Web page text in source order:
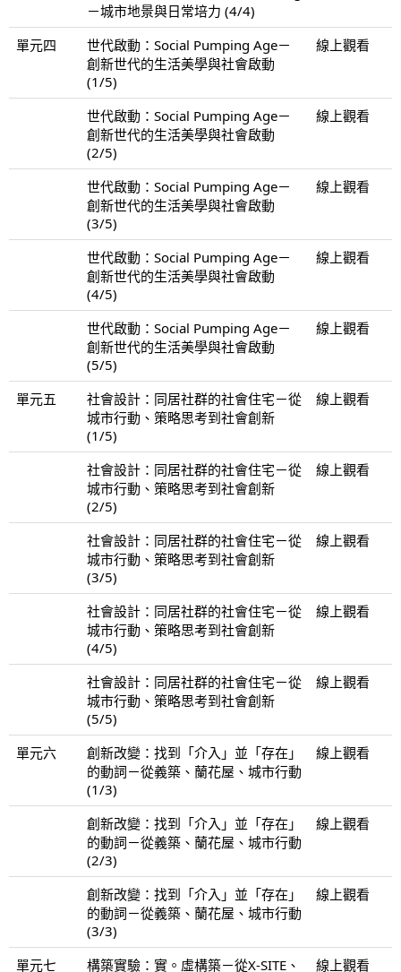
－城市地景與日常培力 (4/4)
單元四
世代啟動：Social Pumping Age－
創新世代的生活美學與社會啟動
(1/5)
線上觀看
世代啟動：Social Pumping Age－
創新世代的生活美學與社會啟動
(2/5)
線上觀看
世代啟動：Social Pumping Age－
創新世代的生活美學與社會啟動
(3/5)
線上觀看
世代啟動：Social Pumping Age－
創新世代的生活美學與社會啟動
(4/5)
線上觀看
世代啟動：Social Pumping Age－
創新世代的生活美學與社會啟動
(5/5)
線上觀看
單元五
社會設計：同居社群的社會住宅－從
城市行動、策略思考到社會創新
(1/5)
線上觀看
社會設計：同居社群的社會住宅－從
城市行動、策略思考到社會創新
(2/5)
線上觀看
社會設計：同居社群的社會住宅－從
城市行動、策略思考到社會創新
(3/5)
線上觀看
社會設計：同居社群的社會住宅－從
城市行動、策略思考到社會創新
(4/5)
線上觀看
社會設計：同居社群的社會住宅－從
城市行動、策略思考到社會創新
(5/5)
線上觀看
單元六
創新改變：找到「介入」並「存在」
的動詞－從義築、蘭花屋、城市行動
(1/3)
線上觀看
創新改變：找到「介入」並「存在」
的動詞－從義築、蘭花屋、城市行動
(2/3)
線上觀看
創新改變：找到「介入」並「存在」
的動詞－從義築、蘭花屋、城市行動
(3/3)
線上觀看
單元七 構築實驗：實。虛構築－從X-SITE、 線上觀看